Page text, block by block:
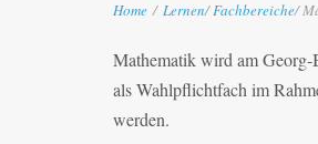
Home / Lernen/Fachbereiche/
Mathematik wird am Georg-
als Wahlpflichtfach im
werden.